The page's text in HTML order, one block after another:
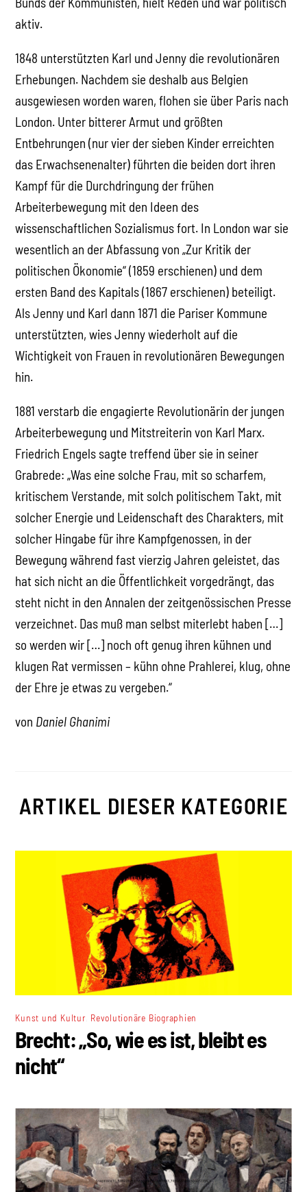
aktiv.
1848 unterstützten Karl und Jenny die revolutionären
Erhebungen. Nachdem sie deshalb aus Belgien
ausgewiesen worden waren, flohen sie über Paris nach
London. Unter bitterer Armut und größten
Entbehrungen (nur vier der sieben Kinder erreichten
das Erwachsenenalter) führten die beiden dort ihren
Kampf für die Durchdringung der frühen
Arbeiterbewegung mit den Ideen des
wissenschaftlichen Sozialismus fort. In London war sie
wesentlich an der Abfassung von „Zur Kritik der
politischen Ökonomie“ (1859 erschienen) und dem
ersten Band des Kapitals (1867 erschienen) beteiligt.
Als Jenny und Karl dann 1871 die Pariser Kommune
unterstützten, wies Jenny wiederholt auf die
Wichtigkeit von Frauen in revolutionären Bewegungen
hin.
1881 verstarb die engagierte Revolutionärin der jungen
Arbeiterbewegung und Mitstreiterin von Karl Marx.
Friedrich Engels sagte treffend über sie in seiner
Grabrede: „Was eine solche Frau, mit so scharfem,
kritischem Verstande, mit solch politischem Takt, mit
solcher Energie und Leidenschaft des Charakters, mit
solcher Hingabe für ihre Kampfgenossen, in der
Bewegung während fast vierzig Jahren geleistet, das
hat sich nicht an die Öffentlichkeit vorgedrängt, das
steht nicht in den Annalen der zeitgenössischen Presse
verzeichnet. Das muß man selbst miterlebt haben […]
so werden wir […] noch oft genug ihren kühnen und
klugen Rat vermissen – kühn ohne Prahlerei, klug, ohne
der Ehre je etwas zu vergeben.“
von Daniel Ghanimi
ARTIKEL DIESER KATEGORIE
Kunst und Kultur Revolutionäre Biographien
Brecht: „So, wie es ist, bleibt es
nicht“